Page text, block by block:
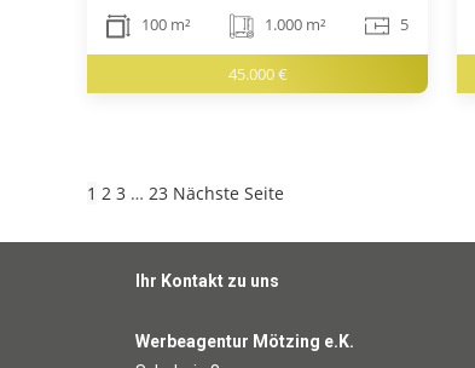
100 m² 1.000 m² 5
45.000 €
1 2 3 … 23 Nächste Seite
Ihr Kontakt zu uns
Werbeagentur Mötzing e.K.